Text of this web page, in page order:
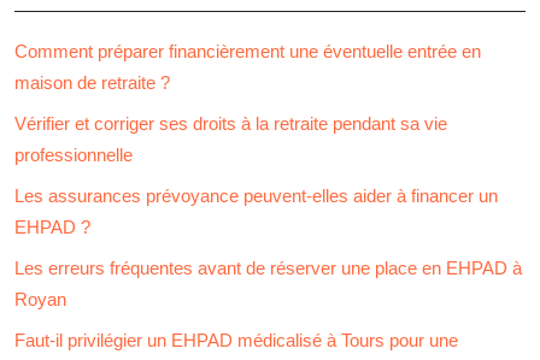
Comment préparer financièrement une éventuelle entrée en
maison de retraite ?
Vérifier et corriger ses droits à la retraite pendant sa vie
professionnelle
Les assurances prévoyance peuvent-elles aider à financer un
EHPAD ?
Les erreurs fréquentes avant de réserver une place en EHPAD à
Royan
Faut-il privilégier un EHPAD médicalisé à Tours pour une